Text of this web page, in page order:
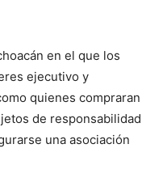
en el que los
ejecutivo y
quienes compraran
de responsabilidad
una asociación